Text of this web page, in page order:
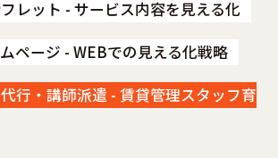
レット - サービス内容を見える化
ページ - WEBでの見える化戦略
行・講師派遣 - 賃貸管理スタッフ育